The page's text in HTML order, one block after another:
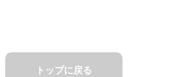
トップに戻る